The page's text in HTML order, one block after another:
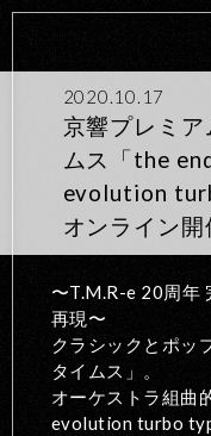
2020.10.17
京響プレミア
ムス「the
evolution
オンライン開
〜T.M.R-e 20周年
再現〜
クラシックとポッ
タイムス」。
オーケストラ組曲
evolution turbo